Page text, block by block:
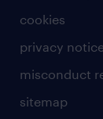
cookies
privacy
misconduct
sitemap